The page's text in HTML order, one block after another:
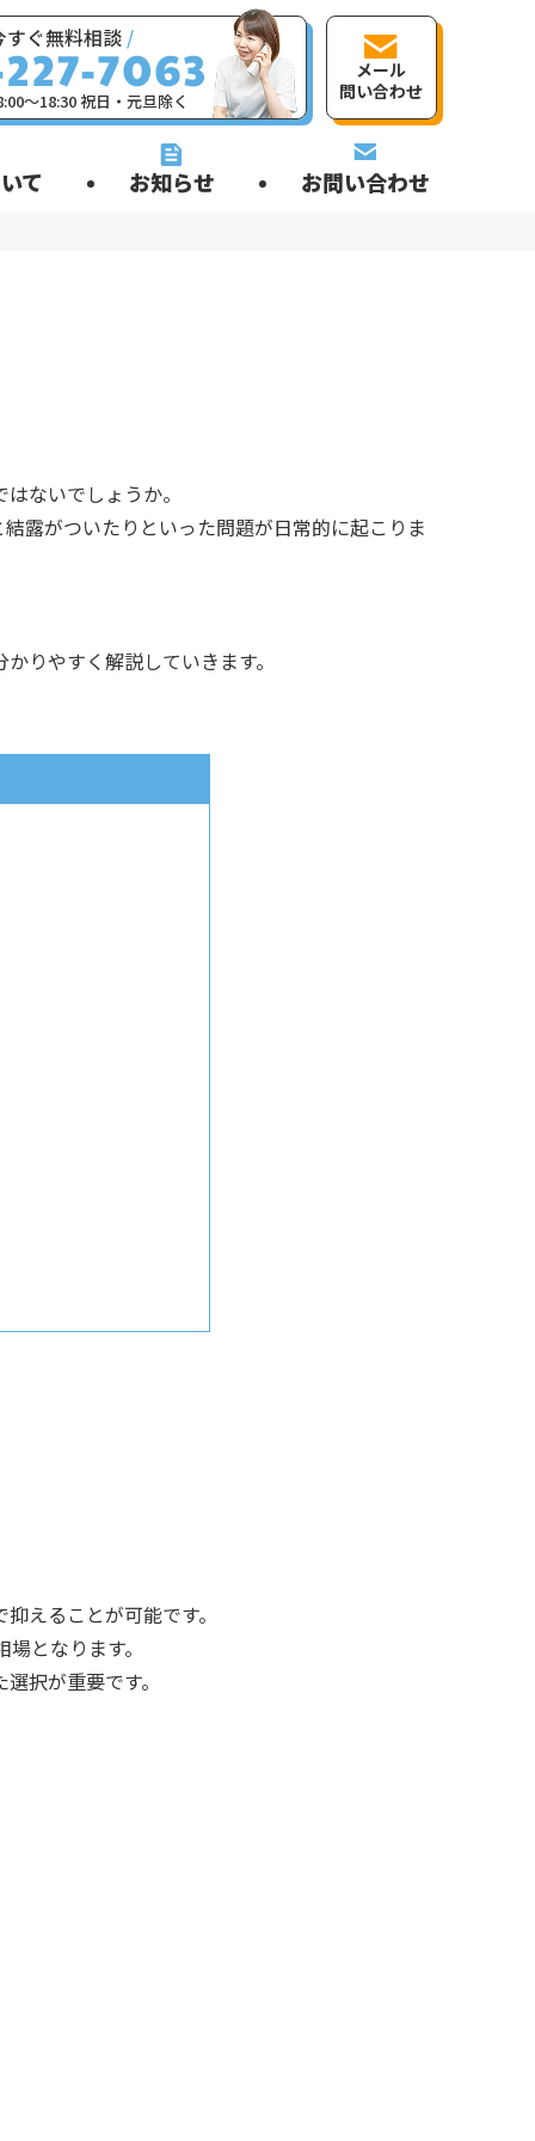
て お知らせ お問い合わせ
すぐ無料相談 /
〜18:30 祝日・元旦除く
メール
問い合わせ
ないでしょうか。
露がついたりといった問題が日常的に起こりま
りやすく解説していきます。
えることが可能です。
となります。
択が重要です。